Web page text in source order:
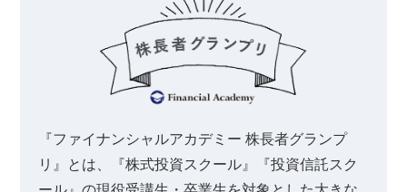
『ファイナンシャルアカデミー 株長者グランプ
リ』とは、『株式投資スクール』『投資信託スク